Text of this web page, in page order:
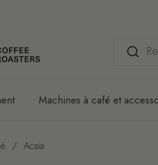
Machines à café et
/ Acaia